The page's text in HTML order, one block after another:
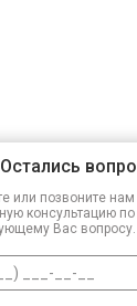
Остались
или позвоните нам
консультацию по
Вас вопросу.